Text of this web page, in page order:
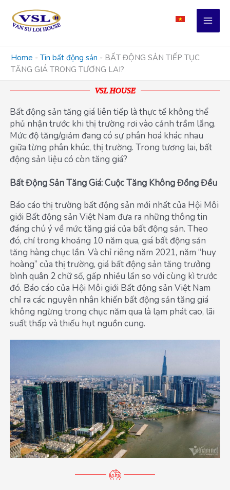
content
Home - Tin bất động sản - BẤT ĐỘNG SẢN TIẾP TỤC
TĂNG GIÁ TRONG TƯƠNG LAI?
VSL HOUSE
Bất động sản tăng giá liên tiếp là thực tế không thể
phủ nhận trước khi thị trường rơi vào cảnh trầm lắng.
Mức độ tăng/giảm đang có sự phân hoá khác nhau
giữa từng phân khúc, thị trường. Trong tương lai, bất
động sản liệu có còn tăng giá?
Bất Động Sản Tăng Giá: Cuộc Tăng Không Đồng Đều
Báo cáo thị trường bất động sản mới nhất của Hội Môi
giới Bất động sản Việt Nam đưa ra những thông tin
đáng chú ý về mức tăng giá của bất động sản. Theo
đó, chỉ trong khoảng 10 năm qua, giá bất động sản
tăng hàng chục lần. Và chỉ riêng năm 2021, năm “huy
hoàng” của thị trường, giá bất động sản tăng trưởng
bình quân 2 chữ số, gấp nhiều lần so với cùng kì trước
đó. Báo cáo của Hội Môi giới Bất động sản Việt Nam
chỉ ra các nguyên nhân khiến bất động sản tăng giá
không ngừng trong chục năm qua là lạm phát cao, lãi
suất thấp và thiếu hụt nguồn cung.